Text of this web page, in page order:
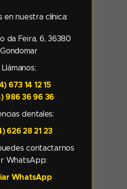
en nuestra clínica:
da Feira, 6, 36380
Gondomar
Llámanos:
673 14 12 15
986 36 96 36
dentales:
626 28 21 23
contactarnos
WhatsApp:
WhatsApp